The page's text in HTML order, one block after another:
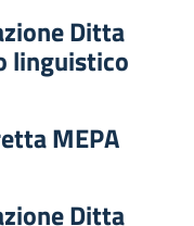
Ditta
linguistico
MEPA
Ditta